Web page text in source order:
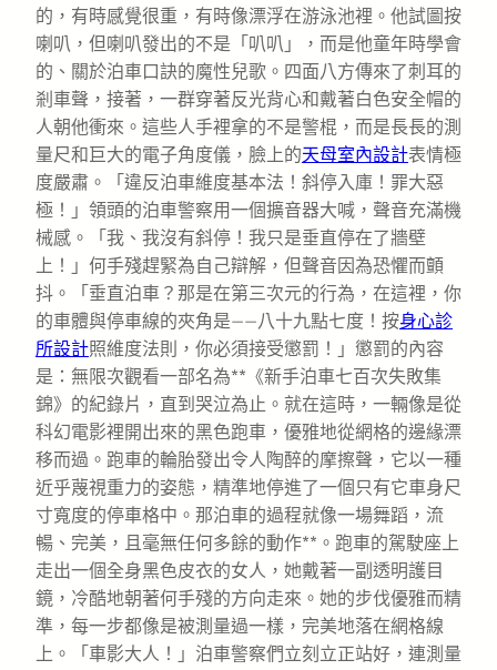
的，有時感覺很重，有時像漂浮在游泳池裡。他試圖按
喇叭，但喇叭發出的不是「叭叭」，而是他童年時學會
的、關於泊車口訣的魔性兒歌。四面八方傳來了刺耳的
剎車聲，接著，一群穿著反光背心和戴著白色安全帽的
人朝他衝來。這些人手裡拿的不是警棍，而是長長的測
量尺和巨大的電子角度儀，臉上的天母室內設計表情極
度嚴肅。「違反泊車維度基本法！斜停入庫！罪大惡
極！」領頭的泊車警察用一個擴音器大喊，聲音充滿機
械感。「我、我沒有斜停！我只是垂直停在了牆壁
上！」何手殘趕緊為自己辯解，但聲音因為恐懼而顫
抖。「垂直泊車？那是在第三次元的行為，在這裡，你
的車體與停車線的夾角是——八十九點七度！按身心診
所設計照維度法則，你必須接受懲罰！」懲罰的內容
是：無限次觀看一部名為**《新手泊車七百次失敗集
錦》的紀錄片，直到哭泣為止。就在這時，一輛像是從
科幻電影裡開出來的黑色跑車，優雅地從網格的邊緣漂
移而過。跑車的輪胎發出令人陶醉的摩擦聲，它以一種
近乎蔑視重力的姿態，精準地停進了一個只有它車身尺
寸寬度的停車格中。那泊車的過程就像一場舞蹈，流
暢、完美，且毫無任何多餘的動作**。跑車的駕駛座上
走出一個全身黑色皮衣的女人，她戴著一副透明護目
鏡，冷酷地朝著何手殘的方向走來。她的步伐優雅而精
準，每一步都像是被測量過一樣，完美地落在網格線
上。「車影大人！」泊車警察們立刻立正站好，連測量